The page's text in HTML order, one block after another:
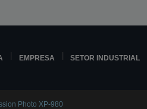
EMPRESA SETOR INDUSTRIAL
Photo XP-980